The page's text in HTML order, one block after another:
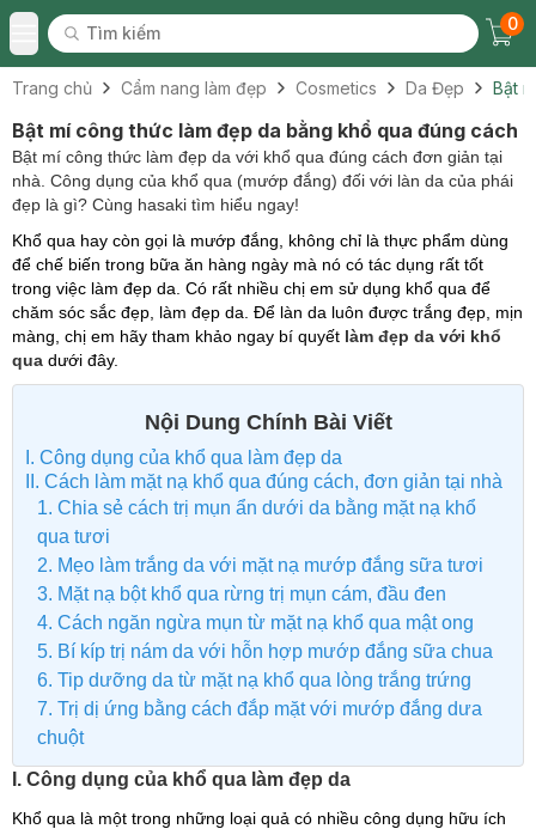
Toggle Menu
Tìm kiếm
Tìm kiếm
0
Trang chủ Cẩm nang làm đẹp Cosmetics Da Đẹp Bật
Bật mí công thức làm đẹp da bằng khổ qua đúng cách
Bật mí công thức làm đẹp da với khổ qua đúng cách đơn giản tại
nhà. Công dụng của khổ qua (mướp đắng) đối với làn da của phái
đẹp là gì? Cùng hasaki tìm hiểu ngay!
Khổ qua hay còn gọi là mướp đắng, không chỉ là thực phẩm dùng
để chế biến trong bữa ăn hàng ngày mà nó có tác dụng rất tốt
trong việc làm đẹp da. Có rất nhiều chị em sử dụng khổ qua để
chăm sóc sắc đẹp, làm đẹp da. Để làn da luôn được trắng đẹp, mịn
màng, chị em hãy tham khảo ngay bí quyết làm đẹp da với khổ
qua dưới đây.
Nội Dung Chính Bài Viết
I. Công dụng của khổ qua làm đẹp da
II. Cách làm mặt nạ khổ qua đúng cách, đơn giản tại nhà
1. Chia sẻ cách trị mụn ẩn dưới da bằng mặt nạ khổ
qua tươi
2. Mẹo làm trắng da với mặt nạ mướp đắng sữa tươi
3. Mặt nạ bột khổ qua rừng trị mụn cám, đầu đen
4. Cách ngăn ngừa mụn từ mặt nạ khổ qua mật ong
5. Bí kíp trị nám da với hỗn hợp mướp đắng sữa chua
6. Tip dưỡng da từ mặt nạ khổ qua lòng trắng trứng
7. Trị dị ứng bằng cách đắp mặt với mướp đắng dưa
chuột
I. Công dụng của khổ qua làm đẹp da
Khổ qua là một trong những loại quả có nhiều công dụng hữu ích